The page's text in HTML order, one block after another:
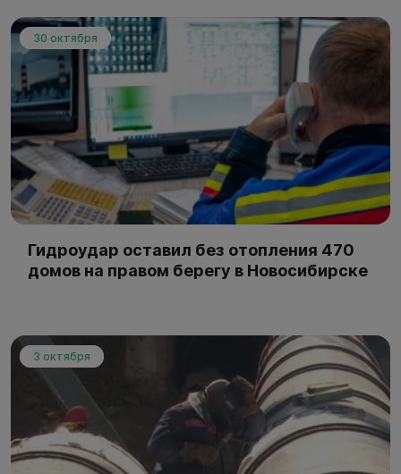
30 октября
Гидроудар оставил без отопления 470
домов на правом берегу в Новосибирске
3 октября